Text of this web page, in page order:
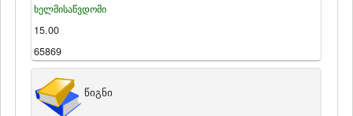
ხელმისაწვდომი
15.00
65869
წიგნი